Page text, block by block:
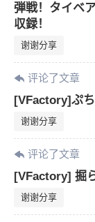
弾戦！タイベ
収録！
谢谢分享
评论了文章
[VFactory]ぷ
谢谢分享
评论了文章
[VFactory] 掘
谢谢分享